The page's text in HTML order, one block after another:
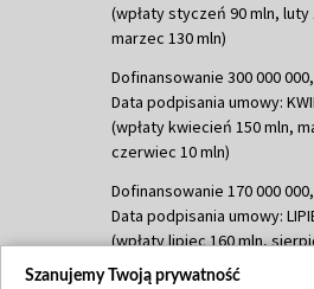
(wpłaty styczeń 90 mln, luty
marzec 130 mln)
Dofinansowanie 300 000
Data podpisania umowy:
(wpłaty kwiecień 150 mln,
czerwiec 10 mln)
Dofinansowanie 170 000
Data podpisania umowy:
(wpłaty lipiec 160 mln,
Dofinansowanie 60 000 000,00
Szanujemy Twoją prywatność